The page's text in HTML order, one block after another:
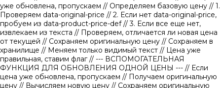
уже обновлена, пропускаем // Определяем базовую цену // 1.
Проверяем data-original-price // 2. Если нет data-original-price,
пробуем из data-product-price-def// 3. Если все еще нет,
извлекаем из текста // Проверяем, отличается ли новая цена
от текущей // Сохраняем оригинальную цену // Сохраняем в
хранилище // Меняем только видимый текст // Цена уже
правильная, ставим флаг// --- ВСПОМОГАТЕЛЬНАЯ
ФУНКЦИЯ ДЛЯ ОБНОВЛЕНИЯ ОДНОЙ ЦЕНЫ --- // Если
цена уже обновлена, пропускаем // Получаем оригинальную
цену // Вычисляем новую цену // Сохраняем оригинальную